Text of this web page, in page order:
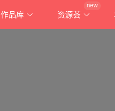
作品库 资源荟
new